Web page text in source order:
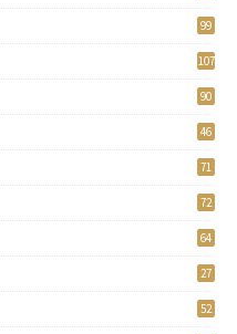
99
107
90
46
71
72
64
27
52